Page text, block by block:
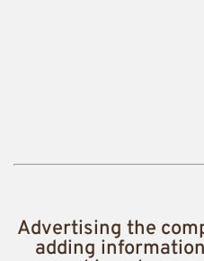
Advertising the
adding